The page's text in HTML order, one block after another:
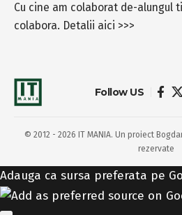
Cu cine am colaborat de-alungul
colabora. Detalii aici >>>
Follow US
© 2012 - 2026 IT MANIA. Un proiect
rezervate
Adauga ca sursa preferata pe